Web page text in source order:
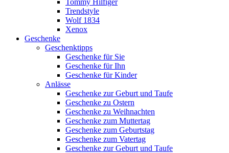
Tommy Hilfiger
Trendstyle
Wolf 1834
Xenox
Geschenke
Geschenktipps
Geschenke für Sie
Geschenke für Ihn
Geschenke für Kinder
Anlässe
Geschenke zur Geburt und Taufe
Geschenke zu Ostern
Geschenke zu Weihnachten
Geschenke zum Muttertag
Geschenke zum Geburtstag
Geschenke zum Vatertag
Geschenke zur Geburt und Taufe